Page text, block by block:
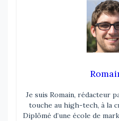
Je suis Romain, rédacteur
touche au high-tech, à la
Diplômé d’une école de